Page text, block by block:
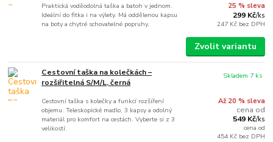
Praktická voděodolná taška a batoh v jednom.
Ideální do fitka i na výlety. Má oddělenou kapsu
na boty a chytré schovatelné popruhy.
25 % sleva
299 Kč/ks
247 Kč bez DPH
Zvolit variantu
Cestovní taška na kolečkách –
rozšiřitelná S/M/L, černá
Cestovní taška s kolečky a funkcí rozšíření
objemu. Teleskopické madlo, 3 kapsy a odolný
materiál pro komfort na cestách. Vyberte si z 3
velikostí.
Až 20 % sleva
cena od
549 Kč/ks
cena od
454 Kč bez DPH
Skladem 7 ks